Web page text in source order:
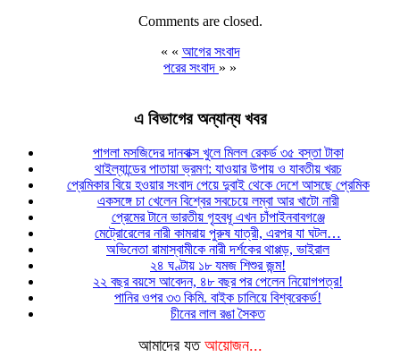
Comments are closed.
« « আগের সংবাদ
পরের সংবাদ » »
এ বিভাগের অন্যান্য খবর
পাগলা মসজিদের দানবাক্স খুলে মিলল রেকর্ড ৩৫ বস্তা টাকা
থাইল্যান্ডের পাতায়া ভ্রমণ: যাওয়ার উপায় ও যাবতীয় খরচ
প্রেমিকার বিয়ে হওয়ার সংবাদ পেয়ে দুবাই থেকে দেশে আসছে প্রেমিক
একসঙ্গে চা খেলেন বিশ্বের সবচেয়ে লম্বা আর খাটো নারী
প্রেমের টানে ভারতীয় গৃহবধূ এখন চাঁপাইনবাবগঞ্জে
মেট্রোরেলের নারী কামরায় পুরুষ যাত্রী, এরপর যা ঘটল…
অভিনেতা রামাস্বামীকে নারী দর্শকের থাপ্পড়, ভাইরাল
২৪ ঘণ্টায় ১৮ যমজ শিশুর জন্ম!
২২ বছর বয়সে আবেদন, ৪৮ বছর পর পেলেন নিয়োগপত্র!
পানির ওপর ৩৩ কিমি. বাইক চালিয়ে বিশ্বরেকর্ড!
চীনের লাল রঙা সৈকত
আমাদের যত আয়োজন...